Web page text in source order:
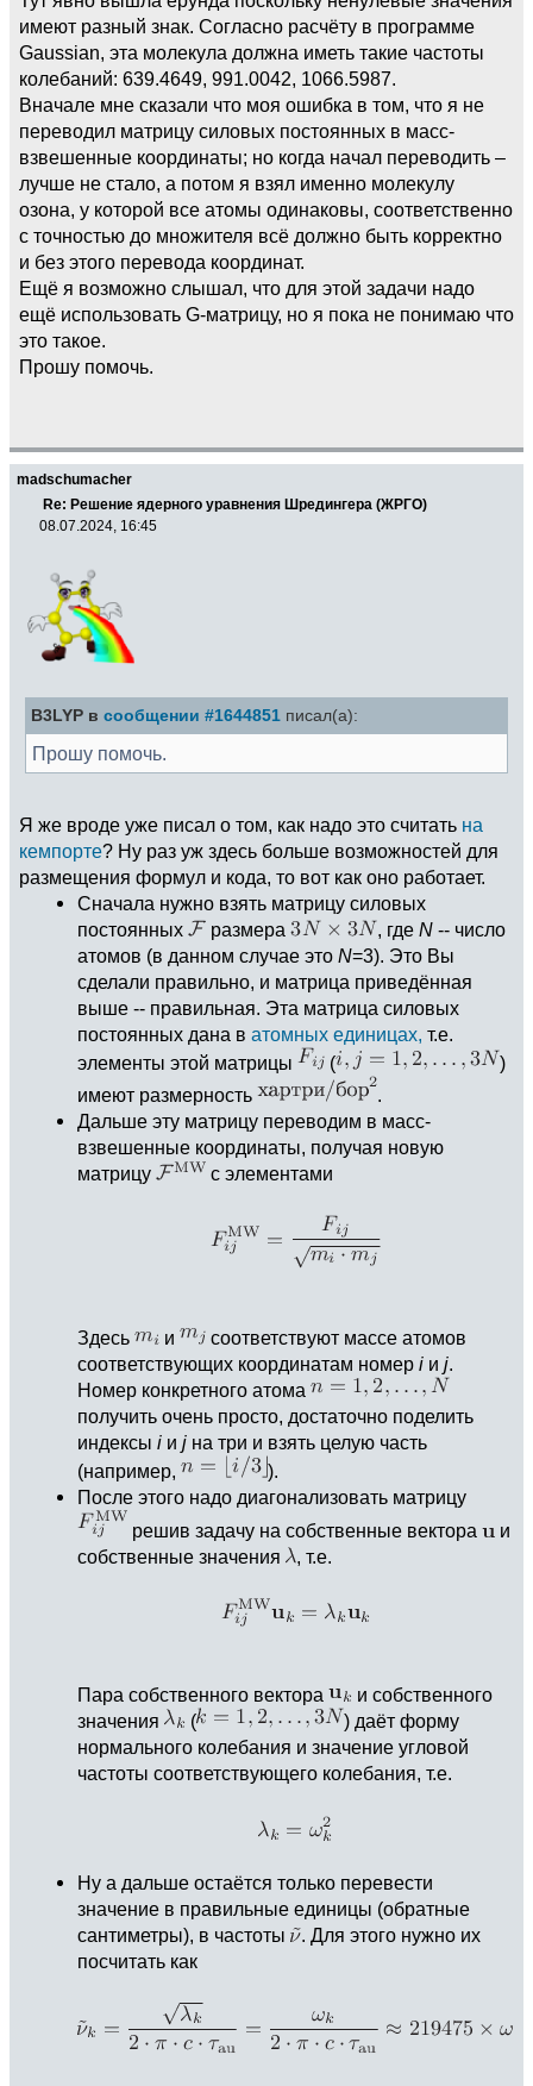
имеют разный знак. Согласно расчёту в программе
Gaussian, эта молекула должна иметь такие частоты
колебаний: 639.4649, 991.0042, 1066.5987.
Вначале мне сказали что моя ошибка в том, что я не
переводил матрицу силовых постоянных в масс-
взвешенные координаты; но когда начал переводить –
лучше не стало, а потом я взял именно молекулу
озона, у которой все атомы одинаковы, соответственно
с точностью до множителя всё должно быть корректно
и без этого перевода координат.
Ещё я возможно слышал, что для этой задачи надо
ещё использовать G-матрицу, но я пока не понимаю что
это такое.
Прошу помочь.
madschumacher
Re: Решение ядерного уравнения Шредингера (ЖРГО)
08.07.2024, 16:45
B3LYP в сообщении #1644851 писал(а):
Прошу помочь.
Я же вроде уже писал о том, как надо это считать на
кемпорте? Ну раз уж здесь больше возможностей для
размещения формул и кода, то вот как оно работает.
Сначала нужно взять матрицу силовых
постоянных
размера , где N-- число
атомов (в данном случае это N=3). Это Вы
сделали правильно, и матрица приведённая
выше -- правильная. Эта матрица силовых
постоянных дана в атомных единицах, т.е.
элементы этой матрицы
(
)
имеют размерность
.
Дальше эту матрицу переводим в масс-
взвешенные координаты, получая новую
матрицу
с элементами
Здесь и
соответствуют массе атомов
соответствующих координатам номер iи j.
Номер конкретного атома
получить очень просто, достаточно поделить
индексы iи jна три и взять целую часть
(например,
).
После этого надо диагонализовать матрицу
решив задачу на собственные вектора
и
собственные значения
, т.е.
Пара собственного вектора
и собственного
значения
(
) даёт форму
нормального колебания и значение угловой
частоты соответствующего колебания, т.е.
Ну а дальше остаётся только перевести
значение в правильные единицы (обратные
сантиметры), в частоты
. Для этого нужно их
посчитать как